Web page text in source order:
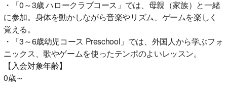
・「0～3歳 ハロークラブコース」では、母親（家族）と一緒
に参加。身体を動かしながら音楽やリズム、ゲームを楽しく
覚える。
・「3～6歳幼児コース Preschool」では、外国人から学ぶフォ
ニックス、歌やゲームを使ったテンポのよいレッスン。
【入会対象年齢】
0歳～